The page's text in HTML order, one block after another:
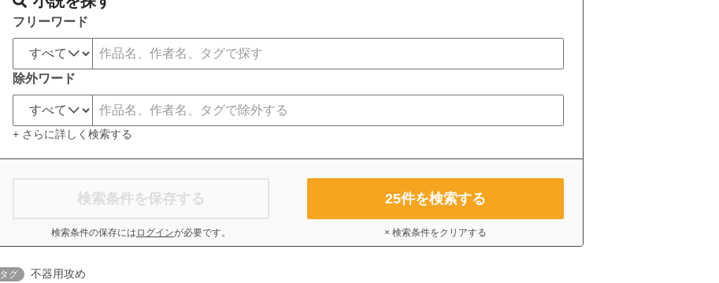
フリーワード
除外ワード
+ さらに詳しく検索する
検索条件を保存する
検索条件の保存には ログインが必要です。
25件を検索する
× 検索条件をクリアする
タグ 不器用攻め